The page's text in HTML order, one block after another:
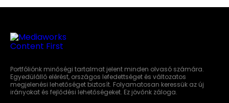
Portfóliónk minőségi tartalmat jelent minden olvasó számára.
Egyedülálló elérést, országos lefedettséget és változatos
megjelenési lehetőséget biztosít. Folyamatosan keressük az új
irányokat és fejlődési lehetőségeket. Ez jövőnk záloga.